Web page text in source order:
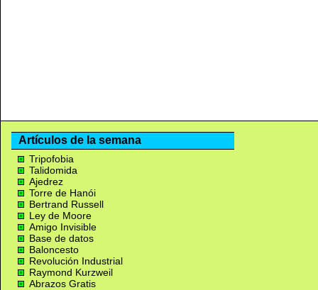
Artículos de la semana
Tripofobia
Talidomida
Ajedrez
Torre de Hanói
Bertrand Russell
Ley de Moore
Amigo Invisible
Base de datos
Baloncesto
Revolución Industrial
Raymond Kurzweil
Abrazos Gratis